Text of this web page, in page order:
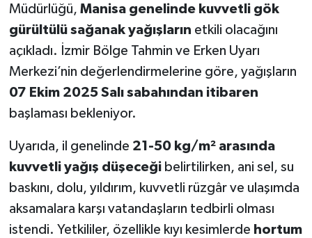
Müdürlüğü, Manisa genelinde kuvvetli gök
gürültülü sağanak yağışların etkili olacağını
açıkladı. İzmir Bölge Tahmin ve Erken Uyarı
Merkezi’nin değerlendirmelerine göre, yağışların
07 Ekim 2025 Salı sabahından itibaren
başlaması bekleniyor.
Uyarıda, il genelinde 21-50 kg/m² arasında
kuvvetli yağış düşeceğibelirtilirken, ani sel, su
baskını, dolu, yıldırım, kuvvetli rüzgâr ve ulaşımda
aksamalara karşı vatandaşların tedbirli olması
istendi. Yetkililer, özellikle kıyı kesimlerde hortum
Akhisar Emlak
Ülke